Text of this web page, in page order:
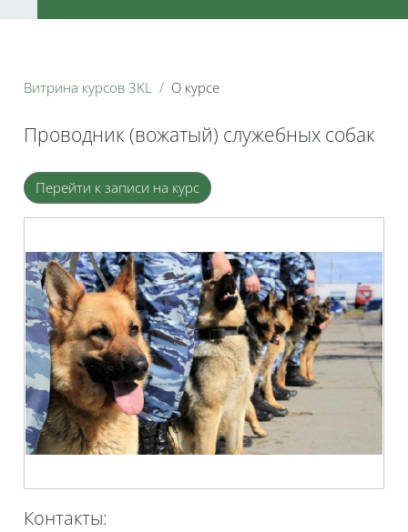
Витрина курсов 3KL О курсе
Проводник (вожатый) служебных собак
Блоки
Перейти к записи на курс
Контакты: